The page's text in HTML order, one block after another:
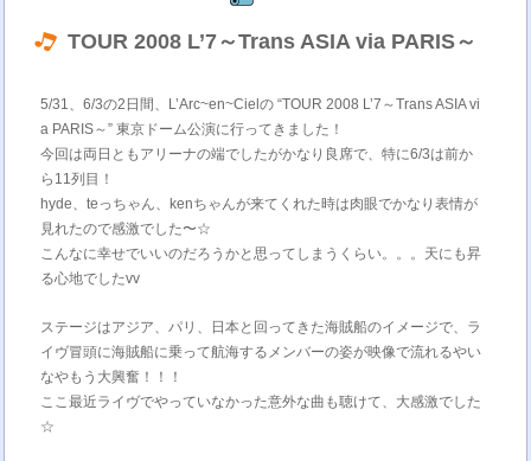
TOUR 2008 L’7～Trans ASIA via PARIS～
5/31、6/3の2日間、L’Arc~en~Cielの “TOUR 2008 L’7～Trans ASIA vi
a PARIS～” 東京ドーム公演に行ってきました！
今回は両日ともアリーナの端でしたがかなり良席で、特に6/3は前か
ら11列目！
hyde、teっちゃん、kenちゃんが来てくれた時は肉眼でかなり表情が
見れたので感激でした〜☆
こんなに幸せでいいのだろうかと思ってしまうくらい。。。天にも昇
る心地でしたvv
ステージはアジア、パリ、日本と回ってきた海賊船のイメージで、ラ
イヴ冒頭に海賊船に乗って航海するメンバーの姿が映像で流れるやい
なやもう大興奮！！！
ここ最近ライヴでやっていなかった意外な曲も聴けて、大感激でした
☆